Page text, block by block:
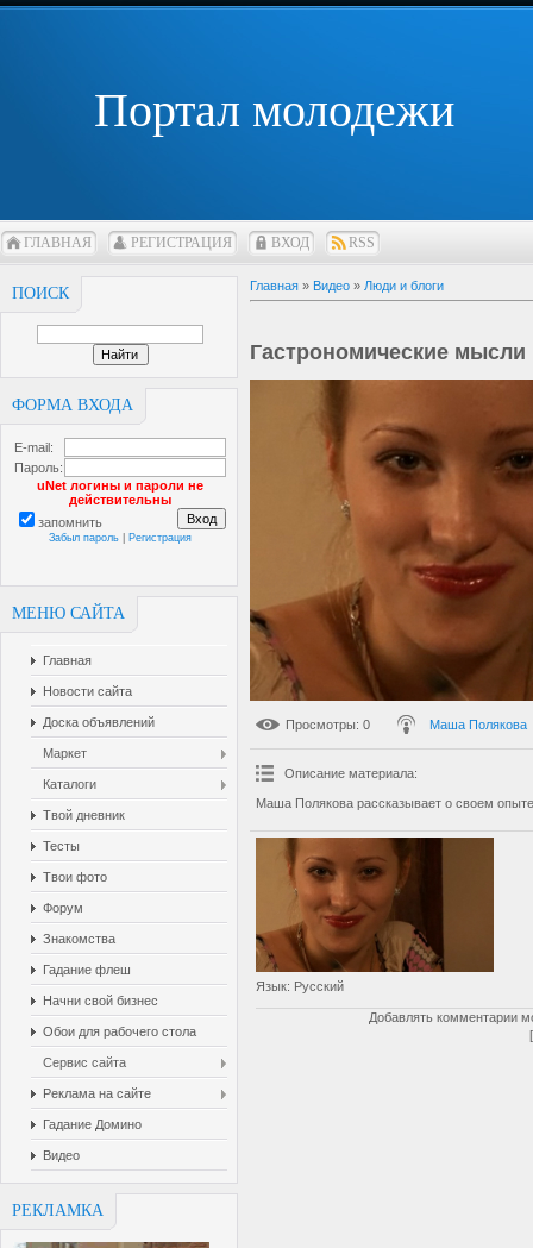
Портал молодежи
ГЛАВНАЯ РЕГИСТРАЦИЯ ВХОД RSS
ПОИСК
ФОРМА ВХОДА
E-mail:
Пароль:
uNet логины и пароли не
действительны
запомнить
Забыл пароль Регистрация
МЕНЮ САЙТА
Главная
Новости сайта
Доска объявлений
Маркет
Каталоги
Твой дневник
Тесты
Твои фото
Форум
Знакомства
Гадание флеш
Начни свой бизнес
Обои для рабочего стола
Сервис сайта
Реклама на сайте
Гадание Домино
Видео
РЕКЛАМКА
Главная » Видео » Люди и блоги
Гастрономические мысли
Просмотры: 0 Маша Полякова
Описание материала:
Маша Полякова рассказывает о своем
Язык: Русский
Добавлять комментарии